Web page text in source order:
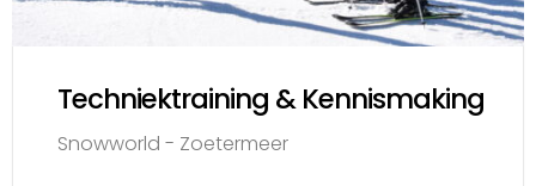
Techniektraining & Kennismaking
Snowworld - Zoetermeer